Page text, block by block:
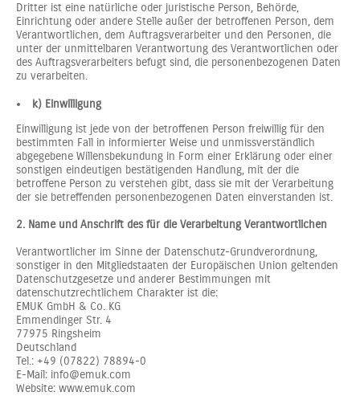
Dritter ist eine natürliche oder juristische Person, Behörde,
Einrichtung oder andere Stelle außer der betroffenen Person, dem
Verantwortlichen, dem Auftragsverarbeiter und den Personen, die
unter der unmittelbaren Verantwortung des Verantwortlichen oder
des Auftragsverarbeiters befugt sind, die personenbezogenen Daten
zu verarbeiten.
k) Einwilligung
Einwilligung ist jede von der betroffenen Person freiwillig für den
bestimmten Fall in informierter Weise und unmissverständlich
abgegebene Willensbekundung in Form einer Erklärung oder einer
sonstigen eindeutigen bestätigenden Handlung, mit der die
betroffene Person zu verstehen gibt, dass sie mit der Verarbeitung
der sie betreffenden personenbezogenen Daten einverstanden ist.
2. Name und Anschrift des für die Verarbeitung Verantwortlichen
Verantwortlicher im Sinne der Datenschutz-Grundverordnung,
sonstiger in den Mitgliedstaaten der Europäischen Union geltenden
Datenschutzgesetze und anderer Bestimmungen mit
datenschutzrechtlichem Charakter ist die:
EMUK GmbH & Co. KG
Emmendinger Str. 4
77975 Ringsheim
Deutschland
Tel.: +49 (07822) 78894-0
E-Mail: info@emuk.com
Website: www.emuk.com